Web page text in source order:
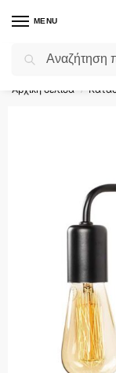
MENU
Flash Sale
Αρχική σελίδα /